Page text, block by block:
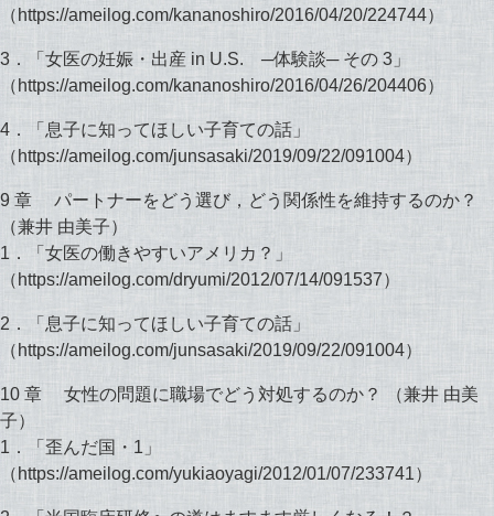
（https://ameilog.com/kananoshiro/2016/04/20/224744）
3．「女医の妊娠・出産 in U.S. ─体験談─ その 3」
（https://ameilog.com/kananoshiro/2016/04/26/204406）
4．「息子に知ってほしい子育ての話」
（https://ameilog.com/junsasaki/2019/09/22/091004）
9 章 パートナーをどう選び，どう関係性を維持するのか？
（兼井 由美子）
1．「女医の働きやすいアメリカ？」
（https://ameilog.com/dryumi/2012/07/14/091537）
2．「息子に知ってほしい子育ての話」
（https://ameilog.com/junsasaki/2019/09/22/091004）
10 章 女性の問題に職場でどう対処するのか？ （兼井 由美
子）
1．「歪んだ国・1」
（https://ameilog.com/yukiaoyagi/2012/01/07/233741）